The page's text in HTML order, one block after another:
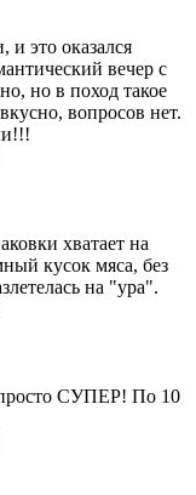
и это оказался
вечер с
но в поход такое
вопросов нет.
хватает на
кусок мяса, без
на "ура".
просто СУПЕР! По 10